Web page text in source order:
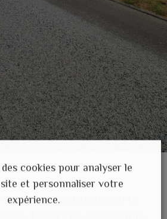
sur le revêtement des rues de la
cookies pour analyser le
et personnaliser votre
expérience.